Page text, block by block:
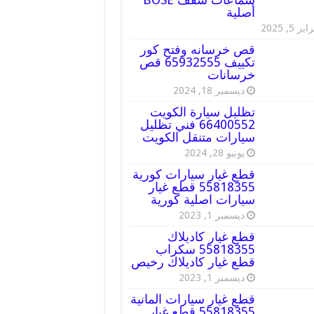
أصلية
5, 2025
قص خرسانه وفتح كور
تكييف 65932555 قص
خرسانات
ديسمبر 18, 2024
تظليل سيارة الكويت
66400552 فني تظليل
سيارات متنقل الكويت
يونيو 28, 2024
قطع غيار سيارات كورية
55818355 قطع غيار
سيارات اصلية كورية
ديسمبر 1, 2023
قطع غيار كاديلاك
55818355 سكراب
قطع غيار كاديلاك رخيص
ديسمبر 1, 2023
قطع غيار سيارات المانية